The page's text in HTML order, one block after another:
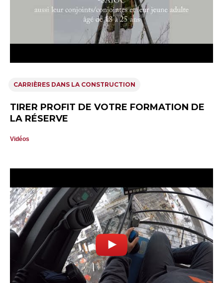
CARRIÈRES DANS LA CONSTRUCTION
TIRER PROFIT DE VOTRE FORMATION DE
LA RÉSERVE
Vidéos